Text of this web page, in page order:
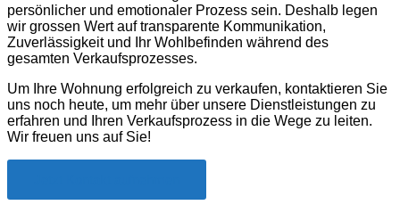
persönlicher und emotionaler Prozess sein. Deshalb legen
wir grossen Wert auf transparente Kommunikation,
Zuverlässigkeit und Ihr Wohlbefinden während des
gesamten Verkaufsprozesses.
Um Ihre Wohnung erfolgreich zu verkaufen, kontaktieren Sie
uns noch heute, um mehr über unsere Dienstleistungen zu
erfahren und Ihren Verkaufsprozess in die Wege zu leiten.
Wir freuen uns auf Sie!